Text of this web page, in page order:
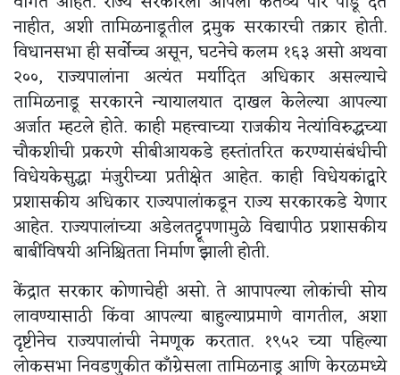
नाहीत, अशी तामिळनाडूतील द्रमुक सरकारची तक्रार होती.
विधानसभा ही सर्वोच्च असून, घटनेचे कलम १६३ असो अथवा
२००, राज्यपालांना अत्यंत मर्यादित अधिकार असल्याचे
तामिळनाडू सरकारने न्यायालयात दाखल केलेल्या आपल्या
अर्जात म्हटले होते. काही महत्त्वाच्या राजकीय नेत्यांविरुद्धच्या
चौकशीची प्रकरणे सीबीआयकडे हस्तांतरित करण्यासंबंधीची
विधेयकेसुद्धा मंजुरीच्या प्रतीक्षेत आहेत. काही विधेयकांद्वारे
प्रशासकीय अधिकार राज्यपालांकडून राज्य सरकारकडे येणार
आहेत. राज्यपालांच्या अडेलतट्टूपणामुळे विद्यापीठ प्रशासकीय
बाबींविषयी अनिश्चितता निर्माण झाली होती.
केंद्रात सरकार कोणाचेही असो. ते आपापल्या लोकांची सोय
लावण्यासाठी किंवा आपल्या बाहुल्याप्रमाणे वागतील, अशा
दृष्टीनेच राज्यपालांची नेमणूक करतात. १९५२ च्या पहिल्या
लोकसभा निवडणुकीत काँग्रेसला तामिळनाडू आणि केरळमध्ये